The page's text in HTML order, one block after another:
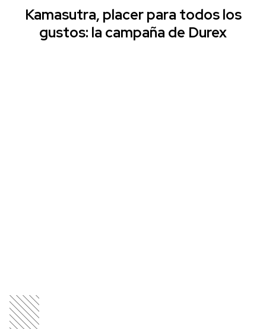
Kamasutra, placer para todos los
gustos: la campaña de Durex